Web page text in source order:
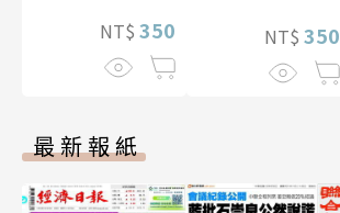
NT$ 350 NT$ 350
最新報紙